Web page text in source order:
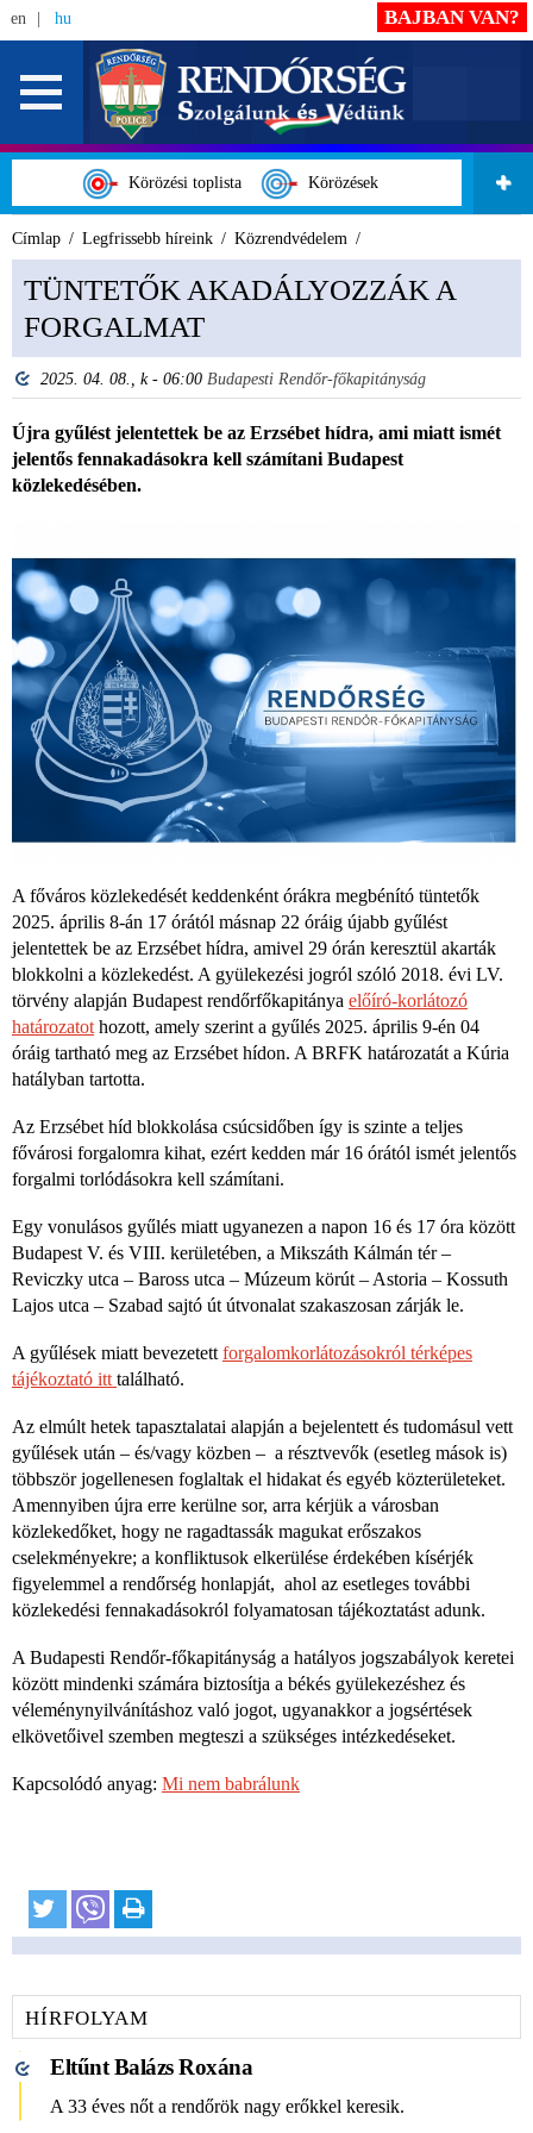
en hu
Körözési toplista Körözések
BAJBAN VAN?
Címlap Legfrissebb híreink Közrendvédelem
TÜNTETŐK AKADÁLYOZZÁK A
FORGALMAT
2025. 04. 08., k - 06:00 Budapesti Rendőr-főkapitányság
Újra gyűlést jelentettek be az Erzsébet hídra, ami miatt ismét
jelentős fennakadásokra kell számítani Budapest
közlekedésében.
A főváros közlekedését keddenként órákra megbénító tüntetők
2025. április 8-án 17 órától másnap 22 óráig újabb gyűlést
jelentettek be az Erzsébet hídra, amivel 29 órán keresztül akarták
blokkolni a közlekedést. A gyülekezési jogról szóló 2018. évi LV.
törvény alapján Budapest rendőrfőkapitánya előíró-korlátozó
határozatot hozott, amely szerint a gyűlés 2025. április 9-én 04
óráig tartható meg az Erzsébet hídon. A BRFK határozatát a Kúria
hatályban tartotta.
Az Erzsébet híd blokkolása csúcsidőben így is szinte a teljes
fővárosi forgalomra kihat, ezért kedden már 16 órától ismét jelentős
forgalmi torlódásokra kell számítani.
Egy vonulásos gyűlés miatt ugyanezen a napon 16 és 17 óra között
Budapest V. és VIII. kerületében, a Mikszáth Kálmán tér –
Reviczky utca – Baross utca – Múzeum körút – Astoria – Kossuth
Lajos utca – Szabad sajtó út útvonalat szakaszosan zárják le.
A gyűlések miatt bevezetett forgalomkorlátozásokról térképes
tájékoztató itt található.
Az elmúlt hetek tapasztalatai alapján a bejelentett és tudomásul vett
gyűlések után – és/vagy közben – a résztvevők (esetleg mások is)
többször jogellenesen foglaltak el hidakat és egyéb közterületeket.
Amennyiben újra erre kerülne sor, arra kérjük a városban
közlekedőket, hogy ne ragadtassák magukat erőszakos
cselekményekre; a konfliktusok elkerülése érdekében kísérjék
figyelemmel a rendőrség honlapját, ahol az esetleges további
közlekedési fennakadásokról folyamatosan tájékoztatást adunk.
A Budapesti Rendőr-főkapitányság a hatályos jogszabályok keretei
között mindenki számára biztosítja a békés gyülekezéshez és
véleménynyilvánításhoz való jogot, ugyanakkor a jogsértések
elkövetőivel szemben megteszi a szükséges intézkedéseket.
Kapcsolódó anyag: Mi nem babrálunk
HÍRFOLYAM
Eltűnt Balázs Roxána
A 33 éves nőt a rendőrök nagy erőkkel keresik.